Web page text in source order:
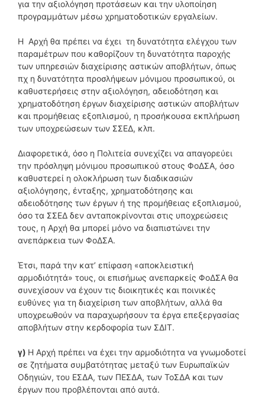
για την αξιολόγηση προτάσεων και την υλοποίηση
προγραμμάτων μέσω χρηματοδοτικών εργαλείων.
Η Αρχή θα πρέπει να έχει τη δυνατότητα ελέγχου των
παραμέτρων που καθορίζουν τη δυνατότητα παροχής
των υπηρεσιών διαχείρισης αστικών αποβλήτων, όπως
πχ η δυνατότητα προσλήψεων μόνιμου προσωπικού, οι
καθυστερήσεις στην αξιολόγηση, αδειοδότηση και
χρηματοδότηση έργων διαχείρισης αστικών αποβλήτων
και προμήθειας εξοπλισμού, η προσήκουσα εκπλήρωση
των υποχρεώσεων των ΣΣΕΔ, κλπ.
Διαφορετικά, όσο η Πολιτεία συνεχίζει να απαγορεύει
την πρόσληψη μόνιμου προσωπικού στους ΦοΔΣΑ, όσο
καθυστερεί η ολοκλήρωση των διαδικασιών
αξιολόγησης, ένταξης, χρηματοδότησης και
αδειοδότησης των έργων ή της προμήθειας εξοπλισμού,
όσο τα ΣΣΕΔ δεν ανταποκρίνονται στις υποχρεώσεις
τους, η Αρχή θα μπορεί μόνο να διαπιστώνει την
ανεπάρκεια των ΦοΔΣΑ.
Έτσι, παρά την κατ’ επίφαση «αποκλειστική
αρμοδιότητά» τους, οι επισήμως ανεπαρκείς ΦοΔΣΑ θα
συνεχίσουν να έχουν τις διοικητικές και ποινικές
ευθύνες για τη διαχείριση των αποβλήτων, αλλά θα
υποχρεωθούν να παραχωρήσουν τα έργα επεξεργασίας
αποβλήτων στην κερδοφορία των ΣΔΙΤ.
γ) Η Αρχή πρέπει να έχει την αρμοδιότητα να γνωμοδοτεί
σε ζητήματα συμβατότητας μεταξύ των Ευρωπαϊκών
Οδηγιών, του ΕΣΔΑ, των ΠΕΣΔΑ, των ΤοΣΔΑ και των
έργων που προβλέπονται από αυτά.